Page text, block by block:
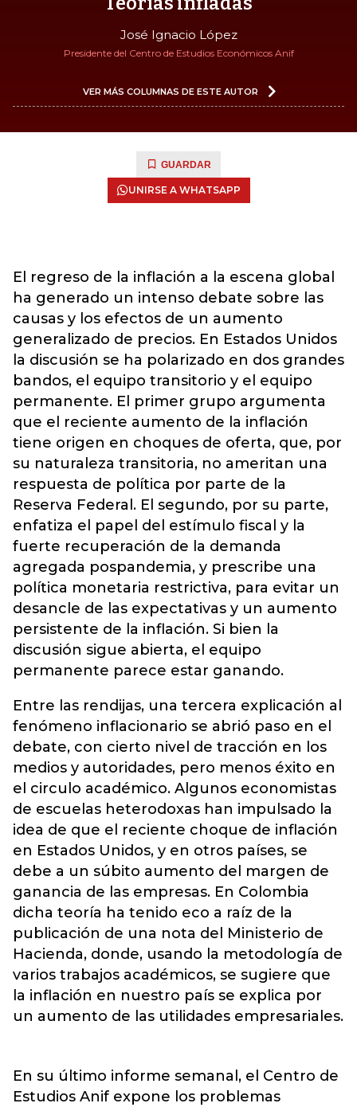
José Ignacio López
Presidente del Centro de Estudios Económicos Anif
VER MÁS COLUMNAS DE ESTE AUTOR
GUARDAR
UNIRSE A WHATSAPP
El regreso de la inflación a la escena global
ha generado un intenso debate sobre las
causas y los efectos de un aumento
generalizado de precios. En Estados Unidos
la discusión se ha polarizado en dos grandes
bandos, el equipo transitorio y el equipo
permanente. El primer grupo argumenta
que el reciente aumento de la inflación
tiene origen en choques de oferta, que, por
su naturaleza transitoria, no ameritan una
respuesta de política por parte de la
Reserva Federal. El segundo, por su parte,
enfatiza el papel del estímulo fiscal y la
fuerte recuperación de la demanda
agregada pospandemia, y prescribe una
política monetaria restrictiva, para evitar un
desancle de las expectativas y un aumento
persistente de la inflación. Si bien la
discusión sigue abierta, el equipo
permanente parece estar ganando.
Entre las rendijas, una tercera explicación al
fenómeno inflacionario se abrió paso en el
debate, con cierto nivel de tracción en los
medios y autoridades, pero menos éxito en
el circulo académico. Algunos economistas
de escuelas heterodoxas han impulsado la
idea de que el reciente choque de inflación
en Estados Unidos, y en otros países, se
debe a un súbito aumento del margen de
ganancia de las empresas. En Colombia
dicha teoría ha tenido eco a raíz de la
publicación de una nota del Ministerio de
Hacienda, donde, usando la metodología de
varios trabajos académicos, se sugiere que
la inflación en nuestro país se explica por
un aumento de las utilidades empresariales.
En su último informe semanal, el Centro de
Estudios Anif expone los problemas